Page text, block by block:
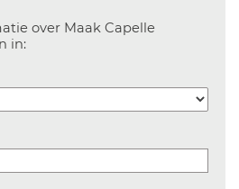
over Maak CapelleAanvinken
in:Aanvinken om informatie over